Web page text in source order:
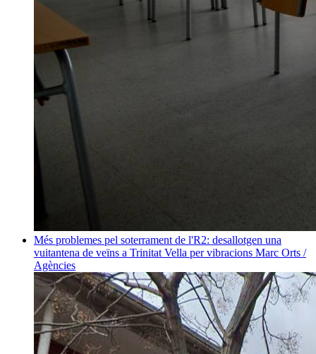
Més problemes pel soterrament de l'R2: desallotgen una
vuitantena de veïns a Trinitat Vella per vibracions Marc Orts /
Agències